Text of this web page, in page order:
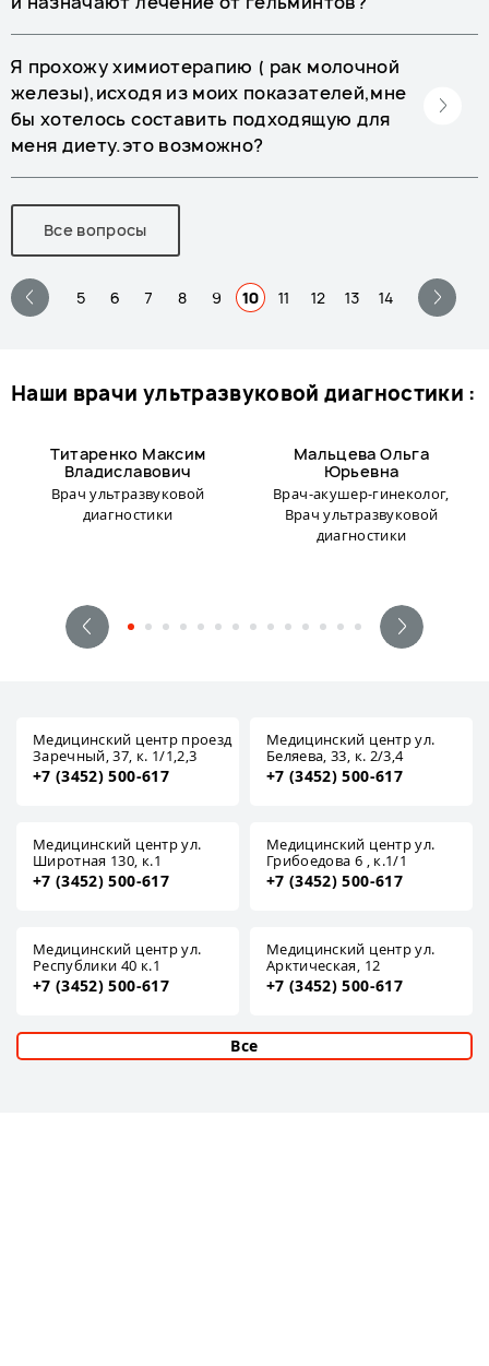
Я прохожу химиотерапию ( рак молочной
железы),исходя из моих показателей,мне
бы хотелось составить подходящую для
меня диету.это возможно?
Все вопросы
5 6 7 8 9 10 11 12 13 14
наши врачи ультразвуковой диагностики :
Титаренко Максим
Владиславович
Врач ультразвуковой
диагностики
Мальцева Ольга
Юрьевна
Врач-акушер-гинеколог,
Врач ультразвуковой
диагностики
Медицинский центр проезд
Заречный, 37, к. 1/1,2,3
+7 (3452) 500-617
Медицинский центр ул.
Беляева, 33, к. 2/3,4
+7 (3452) 500-617
Медицинский центр ул.
Широтная 130, к.1
+7 (3452) 500-617
Медицинский центр ул.
Грибоедова 6 , к.1/1
+7 (3452) 500-617
Медицинский центр ул.
Республики 40 к.1
+7 (3452) 500-617
Медицинский центр ул.
Арктическая, 12
+7 (3452) 500-617
Все